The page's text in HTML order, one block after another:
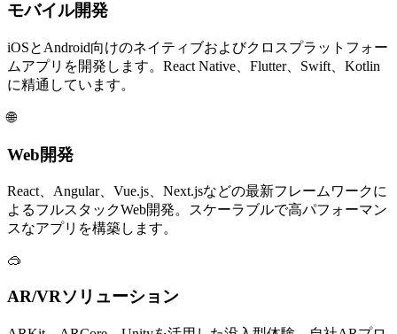
モバイル開発
iOSとAndroid向けのネイティブおよびクロスプラットフォー
ムアプリを開発します。React Native、Flutter、Swift、Kotlin
に精通しています。
🌐
Web開発
React、Angular、Vue.js、Next.jsなどの最新フレームワークに
よるフルスタックWeb開発。スケーラブルで高パフォーマン
スなアプリを構築します。
🥽
AR/VRソリューション